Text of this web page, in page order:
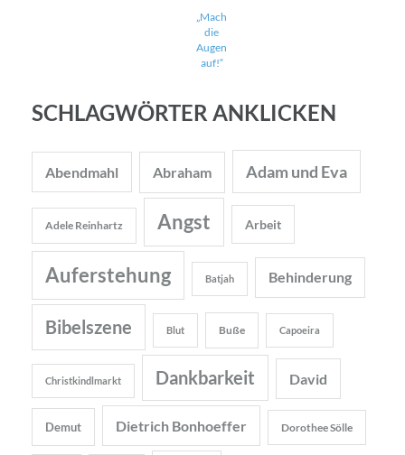
„Mach
die
Augen
auf!“
SCHLAGWÖRTER ANKLICKEN
Abendmahl Abraham Adam und Eva
Adele Reinhartz Angst Arbeit
Auferstehung Batjah Behinderung
Bibelszene Blut Buße Capoeira
Christkindlmarkt Dankbarkeit David
Demut Dietrich Bonhoeffer Dorothee Sölle